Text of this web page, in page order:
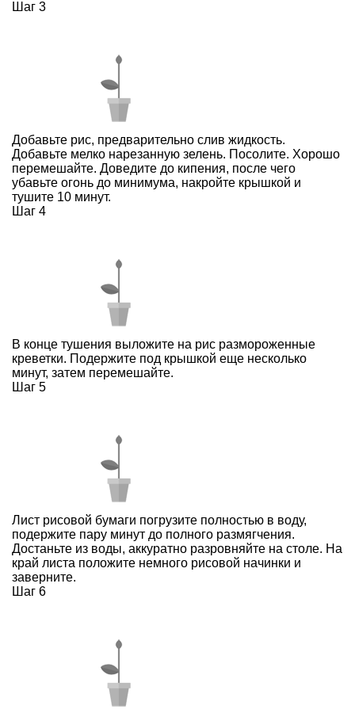
Шаг 3
Добавьте рис, предварительно слив жидкость.
Добавьте мелко нарезанную зелень. Посолите. Хорошо
перемешайте. Доведите до кипения, после чего
убавьте огонь до минимума, накройте крышкой и
тушите 10 минут.
Шаг 4
В конце тушения выложите на рис размороженные
креветки. Подержите под крышкой еще несколько
минут, затем перемешайте.
Шаг 5
Лист рисовой бумаги погрузите полностью в воду,
подержите пару минут до полного размягчения.
Достаньте из воды, аккуратно разровняйте на столе. На
край листа положите немного рисовой начинки и
заверните.
Шаг 6